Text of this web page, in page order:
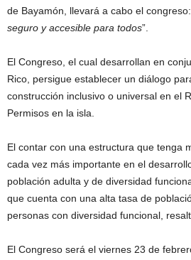
de Bayamón, llevará a cabo el congreso:
seguro y accesible para todos”.
El Congreso, el cual desarrollan en
Rico, persigue establecer un diálogo
construcción inclusivo o universal en el
Permisos en la isla.
El contar con una estructura que tenga
cada vez más importante en el
población adulta y de diversidad
que cuenta con una alta tasa de
personas con diversidad funcional,
El Congreso será el viernes 23 de